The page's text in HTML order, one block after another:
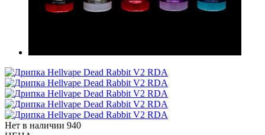
Нет в наличии 940